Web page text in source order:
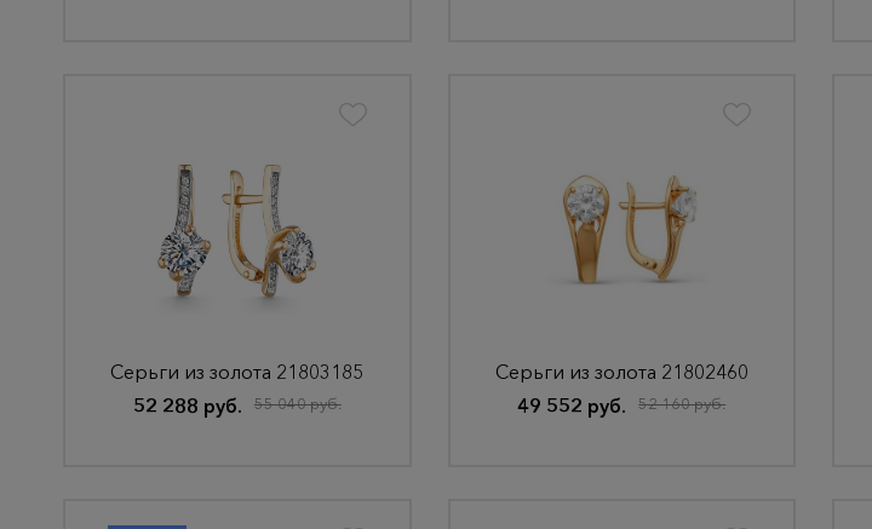
Серьги из золота 21803185
52 288 руб.
55 040 руб.
Серьги из золота 21802460
49 552 руб.
52 160 руб.